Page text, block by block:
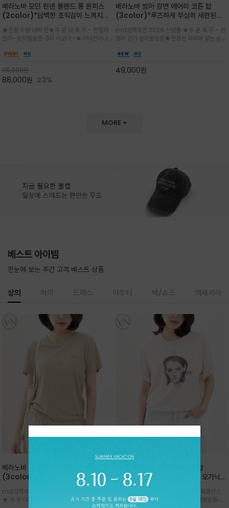
베라노바 모던 린넨 블랜드 롱 원피스
(2color)*담백한 조직감이 느껴지는
롱 원피스
★한정 수량 대박 찬★주.문.대.폭.주 - 전컬러
인기~ 순차발송중~3차 리오더 ~★가디건이나
도 손색이 없고,리조트룩까지 만능/답답하지 않
버하면서도 여리여리한 무
115,000원
88,000원 23%
베라노바 썸머 강연 에어리 코튼 탑
(3color)*루즈하게 무심히 세련된핏/
품은 시원함: 우수한 통기성
md강력추천 2026 신상품 ★주.문.폭.주 - 전
컬러 인기 순차발송중★한정판 피부에 닿는 순간
한 터치감~★여름에 오히려 이런티을 입으셔야
을 즐기실수 있습니다^^
49,000원
MORE +
베스트 아이템
한눈에 보는 주간 고객 베스트 상품
베라노바 심플 VN13 코튼탑
(3color)*썸머 바이오 강연/ 스판 너
무 좋고 옷감 시원한 프리미엄 소재 / 군
더더기 없이 깔끔한 무드가 매력적인
VN13 코튼 티셔츠
md강력추천 2026 신상품 ★한정 대박 세일
★ 주.문.대.폭.주 - 전컬러 인기~순차발송중
베라노바 어반 우먼 강연 코튼탑
(2color) *한여름 내내 입는 오가닉
강연 코튼 / Partial Printing/라인
워크 (Line Work) & 스케치/감각적
인 아트워크 프린트가 시선을 끄는 루즈
md강력추천 2026 신상품 ★대박 득템찬스
~~ 주.문.대.폭.주 - 전컬러 인기~순차발송중~★
상의 하의 드레스 아우터 백/슈즈 액세서리